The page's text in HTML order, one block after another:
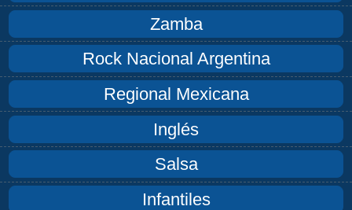
Zamba
Rock Nacional Argentina
Regional Mexicana
Inglés
Salsa
Infantiles